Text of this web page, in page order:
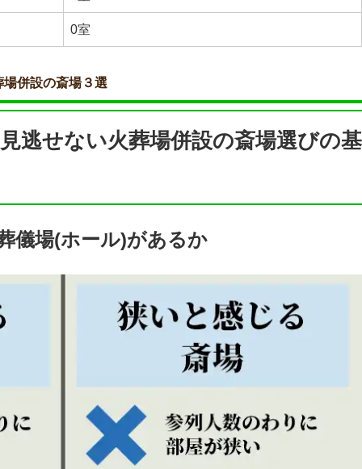
0室
併設の斎場３選
逃せない火葬場併設の斎場選びの基
儀場(ホール)があるか